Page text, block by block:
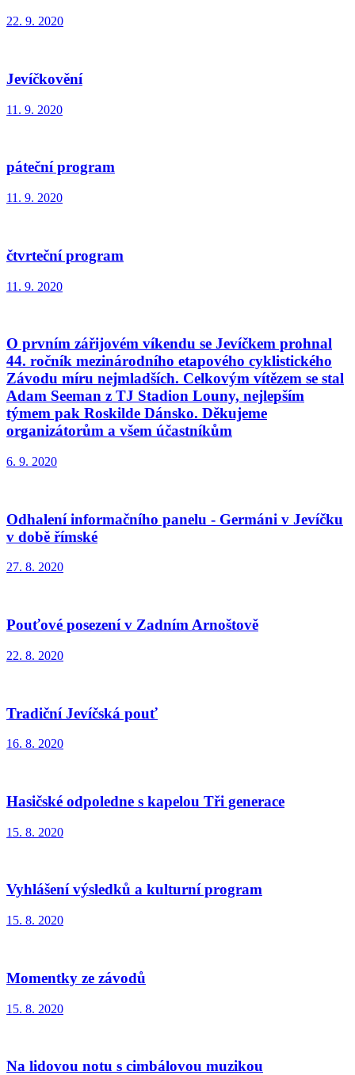
22. 9. 2020
Jevíčkovění
11. 9. 2020
páteční program
11. 9. 2020
čtvrteční program
11. 9. 2020
O prvním zářijovém víkendu se Jevíčkem prohnal
44. ročník mezinárodního etapového cyklistického
Závodu míru nejmladších. Celkovým vítězem se stal
Adam Seeman z TJ Stadion Louny, nejlepším
týmem pak Roskilde Dánsko. Děkujeme
organizátorům a všem účastníkům
6. 9. 2020
Odhalení informačního panelu - Germáni v Jevíčku
v době římské
27. 8. 2020
Pouťové posezení v Zadním Arnoštově
22. 8. 2020
Tradiční Jevíčská pouť
16. 8. 2020
Hasičské odpoledne s kapelou Tři generace
15. 8. 2020
Vyhlášení výsledků a kulturní program
15. 8. 2020
Momentky ze závodů
15. 8. 2020
Na lidovou notu s cimbálovou muzikou